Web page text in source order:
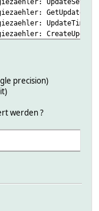
GetUpdate
GetUpdate
GetUpdate
precision)
werden ?